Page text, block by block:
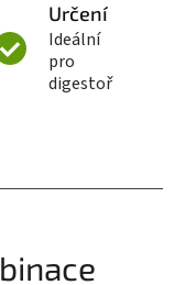
Určení
Ideální
pro
digestoř